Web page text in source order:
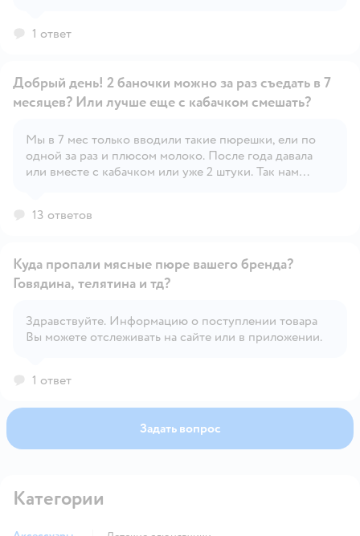
1 ответ
Открыть вопрос
Добрый день! 2 баночки можно за раз съедать в 7
месяцев? Или лучше еще с кабачком смешать?
Мы в 7 мес только вводили такие пюрешки, ели по
одной за раз и плюсом молоко. После года давала
или вместе с кабачком или уже 2 штуки. Так нам
13 ответов
Открыть вопрос
Куда пропали мясные пюре вашего бренда?
Говядина, телятина и тд?
Здравствуйте. Информацию о поступлении товара
Вы можете отслеживать на сайте или в приложении.
1 ответ
Задать вопрос
Категории